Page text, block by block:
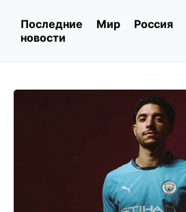
Последние
новости
Мир Россия